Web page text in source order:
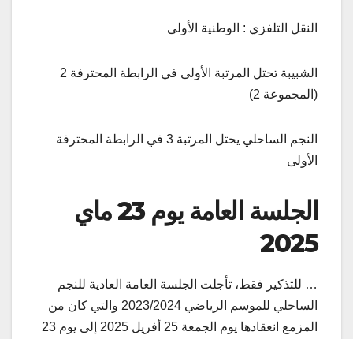
النقل التلفزي : الوطنية الأولى
الشبيبة تحتل المرتبة الأولى في الرابطة المحترفة 2
(المجموعة 2)
النجم الساحلي يحتل المرتبة 3 في الرابطة المحترفة
الأولى
الجلسة العامة يوم 23 ماي
2025
… للتذكير فقط، تأجلت الجلسة العامة العادية للنجم
الساحلي للموسم الرياضي 2023/2024 والتي كان من
المزمع انعقادها يوم الجمعة 25 أفريل 2025 إلى يوم 23